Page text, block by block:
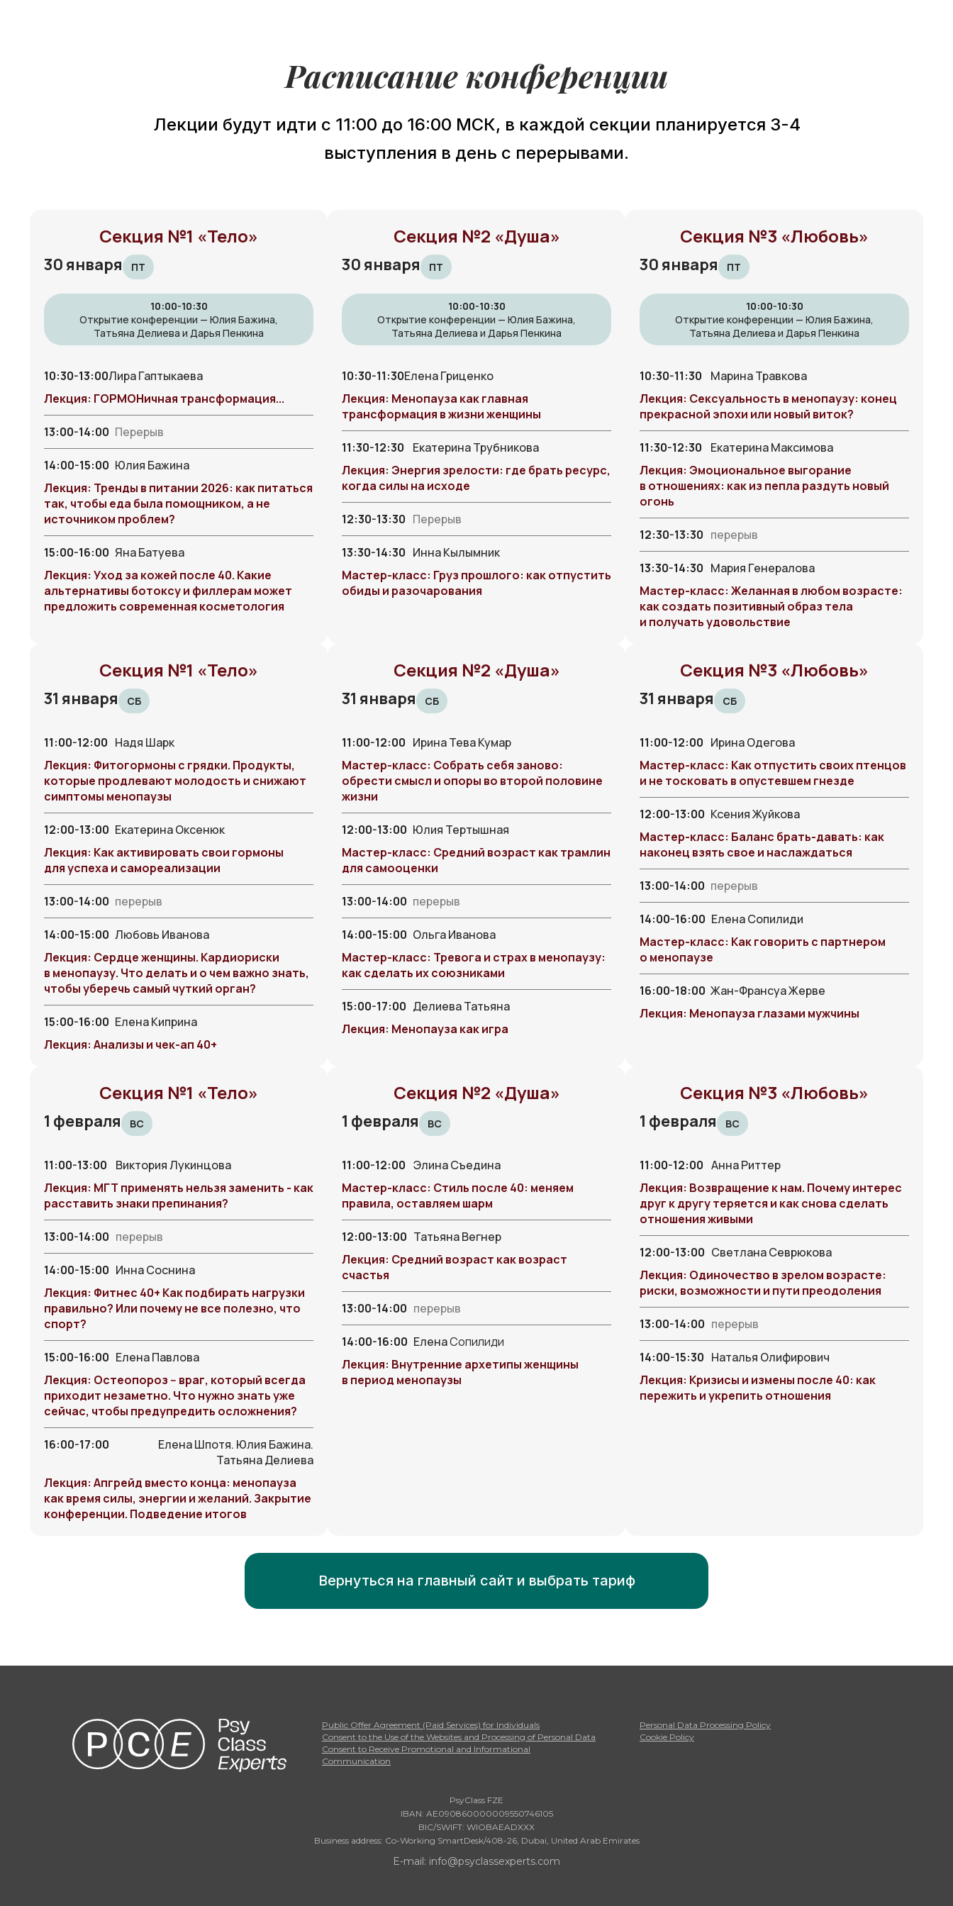
Расписание конференции
Лекции будут идти с 11:00 до 16:00 МСК, в каждой секции планируется 3-4
выступления в день с перерывами.
Секция №1 «Тело»
30 января ПТ
10:00-10:30
Открытие конференции — Юлия Бажина,
Татьяна Делиева и Дарья Пенкина
10:30-13:00Лира Гаптыкаева
Лекция: ГОРМОНичная трансформация...
13:00-14:00 Перерыв
14:00-15:00 Юлия Бажина
Лекция: Тренды в питании 2026: как питаться
так, чтобы еда была помощником, а не
источником проблем?
15:00-16:00 Яна Батуева
Лекция: Уход за кожей после 40. Какие
альтернативы ботоксу и филлерам может
предложить современная косметология
Секция №2 «Душа»
30 января ПТ
10:00-10:30
Открытие конференции — Юлия Бажина,
Татьяна Делиева и Дарья Пенкина
10:30-11:30Елена Гриценко
Лекция: Менопауза как главная
трансформация в жизни женщины
11:30-12:30
Екатерина Трубникова
Лекция: Энергия зрелости: где брать ресурс,
когда силы на исходе
12:30-13:30 Перерыв
13:30-14:30 Инна Кылымник
Мастер-класс: Груз прошлого: как отпустить
обиды и разочарования
Секция №3 «Любовь»
30 января ПТ
10:00-10:30
Открытие конференции — Юлия Бажина,
Татьяна Делиева и Дарья Пенкина
10:30-11:30
Марина Травкова
Лекция: Сексуальность в менопаузу: конец
прекрасной эпохи или новый виток?
11:30-12:30
Екатерина Максимова
Лекция: Эмоциональное выгорание
в отношениях: как из пепла раздуть новый
огонь
12:30-13:30 перерыв
13:30-14:30 Мария Генералова
Мастер-класс: Желанная в любом возрасте:
как создать позитивный образ тела
и получать удовольствие
Секция №1 «Тело»
31 января СБ
11:00-12:00 Надя Шарк
Лекция: Фитогормоны с грядки. Продукты,
которые продлевают молодость и снижают
симптомы менопаузы
12:00-13:00 Екатерина Оксенюк
Лекция: Как активировать свои гормоны
для успеха и самореализации
13:00-14:00 перерыв
14:00-15:00 Любовь Иванова
Лекция: Сердце женщины. Кардиориски
в менопаузу. Что делать и о чем важно знать,
чтобы уберечь самый чуткий орган?
15:00-16:00 Елена Киприна
Лекция: Анализы и чек-ап 40+
Секция №2 «Душа»
31 января СБ
11:00-12:00 Ирина Тева Кумар
Мастер-класс: Собрать себя заново:
обрести смысл и опоры во второй половине
жизни
12:00-13:00 Юлия Тертышная
Мастер-класс: Средний возраст как трамлин
для самооценки
13:00-14:00 перерыв
14:00-15:00 Ольга Иванова
Мастер-класс: Тревога и страх в менопаузу:
как сделать их союзниками
15:00-17:00 Делиева Татьяна
Лекция: Менопауза как игра
Секция №3 «Любовь»
31 января СБ
11:00-12:00 Ирина Одегова
Мастер-класс: Как отпустить своих птенцов
и не тосковать в опустевшем гнезде
12:00-13:00 Ксения Жуйкова
Мастер-класс: Баланс брать-давать: как
наконец взять свое и наслаждаться
13:00-14:00 перерыв
14:00-16:00 Елена Сопилиди
Мастер-класс: Как говорить с партнером
о менопаузе
16:00-18:00 Жан-Франсуа Жерве
Лекция: Менопауза глазами мужчины
Секция №1 «Тело»
1 февраля ВС
11:00-13:00
Виктория Лукинцова
Лекция: МГТ применять нельзя заменить - как
расставить знаки препинания?
13:00-14:00 перерыв
14:00-15:00 Инна Соснина
Лекция: Фитнес 40+ Как подбирать нагрузки
правильно? Или почему не все полезно, что
спорт?
15:00-16:00 Елена Павлова
Лекция: Остеопороз -- враг, который всегда
приходит незаметно. Что нужно знать уже
сейчас, чтобы предупредить осложнения?
16:00-17:00
Елена Шпотя. Юлия Бажина.
Татьяна Делиева
Лекция: Апгрейд вместо конца: менопауза
как время силы, энергии и желаний. Закрытие
конференции. Подведение итогов
Секция №2 «Душа»
1 февраля ВС
11:00-12:00 Элина Съедина
Мастер-класс: Стиль после 40: меняем
правила, оставляем шарм
12:00-13:00 Татьяна Вегнер
Лекция: Средний возраст как возраст
счастья
13:00-14:00 перерыв
14:00-16:00 ЕленаСопилиди
Лекция: Внутренние архетипы женщины
в период менопаузы
Секция №3 «Любовь»
1 февраля ВС
11:00-12:00 Анна Риттер
Лекция: Возвращение к нам. Почему интерес
друг к другу теряется и как снова сделать
отношения живыми
12:00-13:00 Светлана Севрюкова
Лекция: Одиночество в зрелом возрасте:
риски, возможности и пути преодоления
13:00-14:00 перерыв
14:00-15:30 Наталья Олифирович
Лекция: Кризисы и измены после 40: как
пережить и укрепить отношения
Вернуться на главный сайт и выбрать тариф
Public Offer Agreement (Paid Services) for Individuals
Consent to the Use of the Websites and Processing of Personal Data
Consent to Receive Promotional and Informational
Communication
Personal Data Processing Policy
Cookie Policy
PsyClass FZE
IBAN: AE090860000009550746105
BIC/SWIFT: WIOBAEADXXX
Business address: Co-Working SmartDesk/408-26, Dubai, United Arab Emirates
E-mail: info@psyclassexperts.com